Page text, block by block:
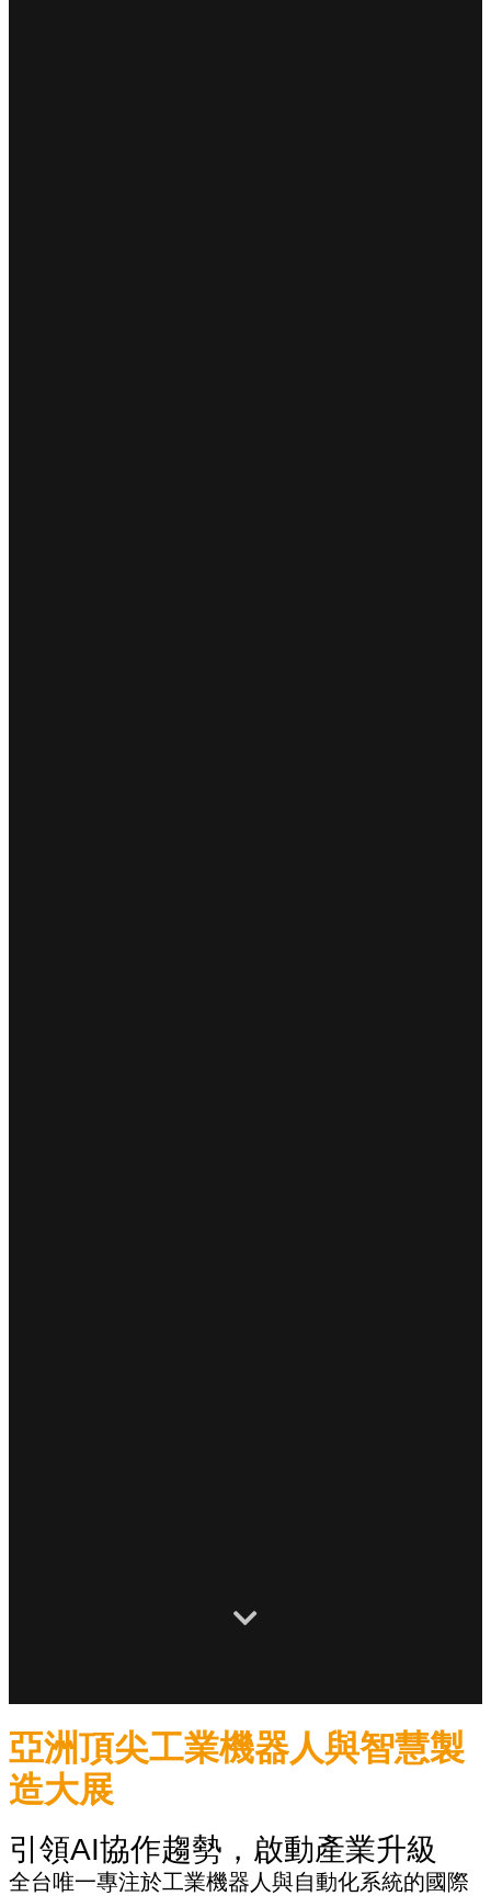
亞洲頂尖工業機器人與智慧製
造大展
引領AI協作趨勢，啟動產業升級
全台唯一專注於工業機器人與自動化系統的國際